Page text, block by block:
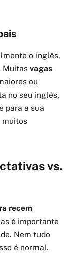
o inglês,
Muitas vagas
ou
no seu inglês,
para a sua
muitos
vs.
recem
é importante
Nem tudo
é normal.